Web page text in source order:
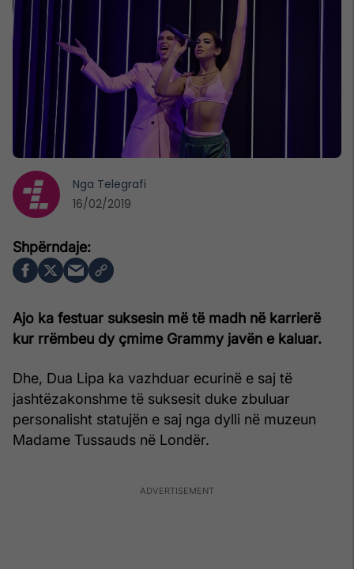
Ajo ka festuar suksesin më të madh në karrierë
kur rrëmbeu dy çmime Grammy javën e kaluar.
Dhe, Dua Lipa ka vazhduar ecurinë e saj të
jashtëzakonshme të suksesit duke zbuluar
personalisht statujën e saj nga dylli në muzeun
Madame Tussauds në Londër.
Nga Telegrafi
16/02/2019